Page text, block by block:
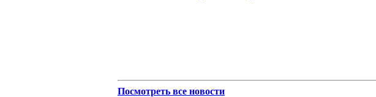
Посмотреть все новости